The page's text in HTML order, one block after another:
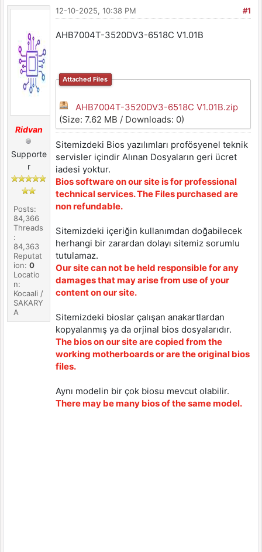
Ridvan
Supporte
r
Posts:
84,366
Threads
:
84,363
Reputat
ion:0
Locatio
n:
Kocaali /
SAKARY
A
#1
12-10-2025, 10:38 PM
AHB7004T-3520DV3-6518C V1.01B
Attached Files
AHB7004T-3520DV3-6518C V1.01B.zip
(Size: 7.62 MB / Downloads: 0)
Sitemizdeki Bios yazılımları profösyenel teknik
servisler içindir Alınan Dosyaların geri ücret
iadesi yoktur.
Bios software on our site is for professional
technical services. The Files purchased are
non refundable.
Sitemizdeki içeriğin kullanımdan doğabilecek
herhangi bir zarardan dolayı sitemiz sorumlu
tutulamaz.
Our site can not be held responsible for any
damages that may arise from use of your
content on our site.
Sitemizdeki bioslar çalışan anakartlardan
kopyalanmış ya da orjinal bios dosyalarıdır.
The bios on our site are copied from the
working motherboards or are the original bios
files.
Aynı modelin bir çok biosu mevcut olabilir.
There may be many bios of the same model.